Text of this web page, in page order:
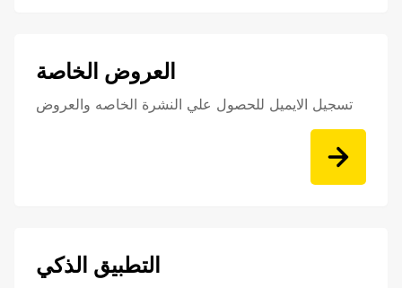
العروض الخاصة
تسجيل الايميل للحصول علي النشرة الخاصه والعروض
التطبيق الذكي